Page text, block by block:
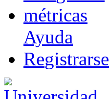
métricas
Ayuda
Registrarse